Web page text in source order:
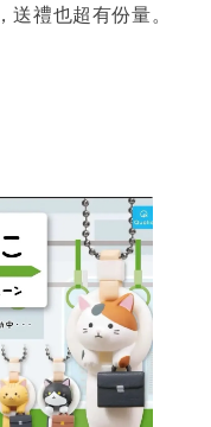
禮也超有份量。